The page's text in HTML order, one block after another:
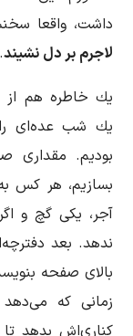
داشت، واقعا
لاجرم بر دل نشیند.
یك خاطره هم از
یك شب عده‌ای
بودیم. مقداری
بسازیم، هر كس
آجر، یكی گچ و
ندهد. بعد
بالای صفحه
زمانی که می‌دهد
كناری‌اش بدهد